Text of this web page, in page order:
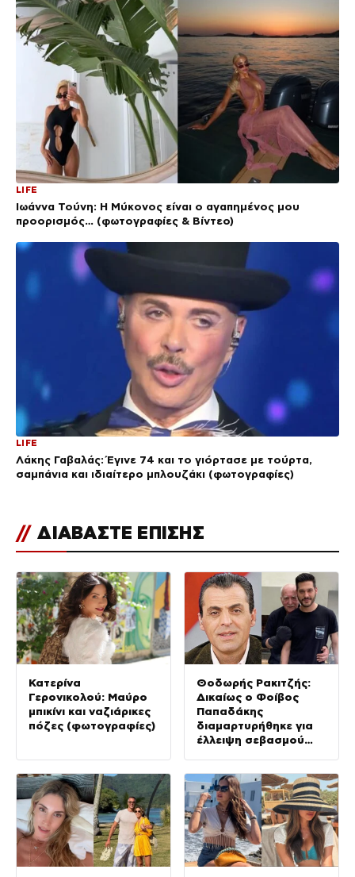
LIFE
Ιωάννα Τούνη: Η Μύκονος είναι ο αγαπημένος μου
προορισμός… (φωτογραφίες & Βίντεο)
LIFE
Λάκης Γαβαλάς: Έγινε 74 και το γιόρτασε με τούρτα,
σαμπάνια και ιδιαίτερο μπλουζάκι (φωτογραφίες)
// ΔΙΑΒΑΣΤΕ ΕΠΙΣΗΣ
Κατερίνα
Γερονικολού: Μαύρο
μπικίνι και ναζιάρικες
πόζες (φωτογραφίες)
Θοδωρής Ρακιτζής:
Δικαίως ο Φοίβος
Παπαδάκης
διαμαρτυρήθηκε για
έλλειψη σεβασμού